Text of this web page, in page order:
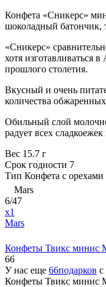
Конфета «Сникерс»
шоколадный батончик,
«Сникерс»
хотя изготавливаться
прошлого столетия.
Вкусный и очень
количества
Обильный слой
радует всех
Вес 15.7 г
Срок годности 7
Тип Конфета с орехами
Mars
6/47
x1
Mars
Конфеты Твикс минис
66
У нас еще 66подарков с
Конфеты Твикс минис